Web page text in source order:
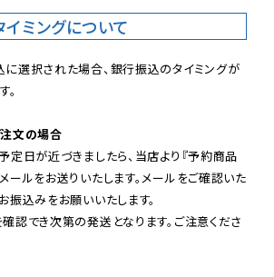
ミングについて
選択された場合、銀行振込のタイミングが
文の場合
定日が近づきましたら、当店より『予約商品
ールをお送りいたします。メールをご確認いた
振込みをお願いいたします。
認でき次第の発送となります。ご注意くださ